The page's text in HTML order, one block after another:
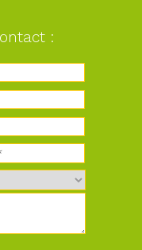
: